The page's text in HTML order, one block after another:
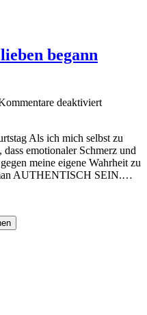
begann
deaktiviertfür
mich
selbst
zu
lieben
Als ich mich selbst zu
emotionaler Schmerz und
meine eigene Wahrheit zu
AUTHENTISCH SEIN.…